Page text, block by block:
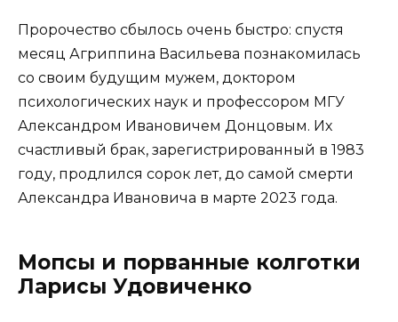
Пророчество сбылось очень быстро: спустя
месяц Агриппина Васильева познакомилась
со своим будущим мужем, доктором
психологических наук и профессором МГУ
Александром Ивановичем Донцовым. Их
счастливый брак, зарегистрированный в 1983
году, продлился сорок лет, до самой смерти
Александра Ивановича в марте 2023 года.
Мопсы и порванные колготки
Ларисы Удовиченко